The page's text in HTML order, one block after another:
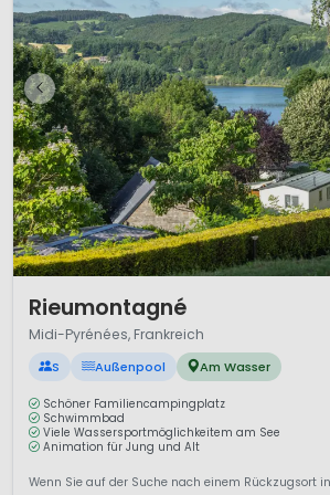
Herz, was willst du mehr?
Rieumontagné
Midi-Pyrénées, Frankreich
S Außenpool Am Wasser
Schöner Familiencampingplatz
Schwimmbad
Viele Wassersportmöglichkeitem am See
Animation für Jung und Alt
Wenn Sie auf der Suche nach einem Rückzugsort